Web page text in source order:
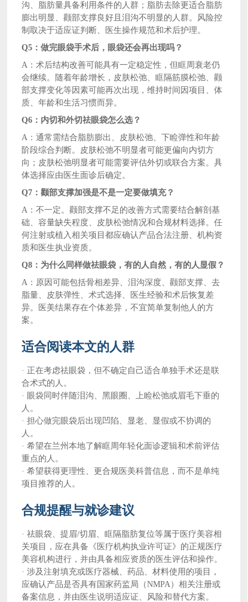
沟、脂肪量具备利用条件的人群；脂肪去除更适合脂肪
膨出明显、颧部支撑良好且泪沟不明显的人群。风险控
制取决于适应证判断、医生操作规范和术后护理。
Q5：做完眼袋手术后，眼袋还会再出现吗？
A：术后结构改善可能具有一定稳定性，但眶周衰老仍
会继续。随着年龄增长，皮肤松弛、眶隔筋膜松弛、颧
部支撑变化等因素可能再次出现，维持时间因项目、体
质、年龄和生活习惯而异。
Q6：内切和外切祛眼袋怎么选？
A：通常需结合脂肪膨出、皮肤松弛、下睑弹性和年龄
阶段综合判断。皮肤松弛不明显者可能更偏向内切方
向；皮肤松弛明显者可能需要评估外切或联合方案。具
体选择应由医生面诊后确定。
Q7：颧部支撑加强是不是一定要做填充？
A：不一定。颧部支撑不足的改善方式需要结合解剖基
础、容量缺失程度、皮肤松弛情况和合规材料选择。任
何注射或植入相关项目都应确认产品合法注册、机构资
质和医生执业资质。
Q8：为什么同样做祛眼袋，有的人自然，有的人显假？
A：原因可能包括骨相差异、泪沟深度、颧部支撑、去
脂量、皮肤弹性、术式选择、医生经验和术后恢复差
异。医美结果存在个体差异，不宜简单复制他人的方
案。
适合阅读本文的人群
· 正在考虑祛眼袋，但不确定自己适合单独手术还是联
合术式的人。
· 眼袋同时伴随泪沟、黑眼圈、上睑松弛或眉毛下垂的
人。
·担心做完眼袋后出现凹陷、显老、显假或不协调的
人。
·希望在兰州本地了解眶周年轻化面诊逻辑和术前评估
重点的人。
·希望获得更理性、更合规医美科普信息，而不是单纯
项目推荐的人。
合规提醒与就诊建议
·祛眼袋、提眉/切眉、眶隔脂肪复位等属于医疗美容相
关项目，应在具备《医疗机构执业许可证》的正规医疗
美容机构进行，并由具备相应资质的医生评估和操作。
·涉及注射填充或医疗器械、药品、材料使用的项目，
应确认产品是否具有国家药监局（NMPA）相关注册或
备案信息，并由医生说明适应证、风险和替代方案。